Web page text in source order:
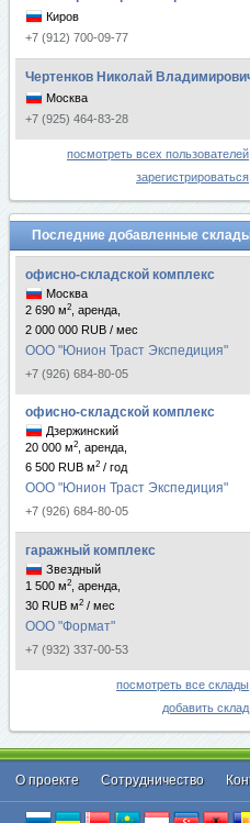
Киров
+7 (912) 700-09-77
Чертенков Николай
Москва
+7 (925) 464-83-28
посмотреть всех пользователей
зарегистрироваться
Последние добавленные
офисно-складской комплекс
Москва
2 690 м2
, аренда,
2 000 000 RUB / мес
ООО "Юнион Траст Экспедиция"
+7 (926) 684-80-05
офисно-складской комплекс
Дзержинский
20 000 м2
, аренда,
6 500 RUB м2 / год
ООО "Юнион Траст Экспедиция"
+7 (926) 684-80-05
гаражный комплекс
Звездный
1 500 м2
, аренда,
30 RUB м2 / мес
ООО "Формат"
+7 (932) 337-00-53
посмотреть все склады
добавить склад
О проекте Cотрудничество